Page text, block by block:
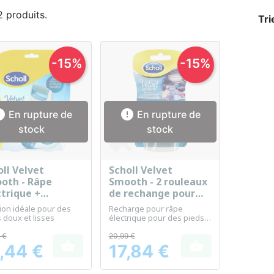
produits.
En rupture de
stock
Aperçu rapide
Velvet
- Râpe
+
peaux
idéale pour des
doux et lisses
€
€
-15%
 En rupture de
stock
Aperçu rapide
Scholl Velvet
Smooth - 2 rouleaux
de rechange pour
rape électrique
Recharge pour râpe
électrique pour des pieds
Prix
20,99 €
17,84 €
-15%